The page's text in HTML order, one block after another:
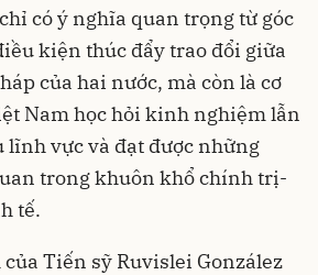
có ý nghĩa quan trọng từ góc
kiện thúc đẩy trao đổi giữa
của hai nước, mà còn là cơ
Nam học hỏi kinh nghiệm lẫn
vực và đạt được những
trong khuôn khổ chính trị-
tế.
Tiến sỹ Ruvislei González